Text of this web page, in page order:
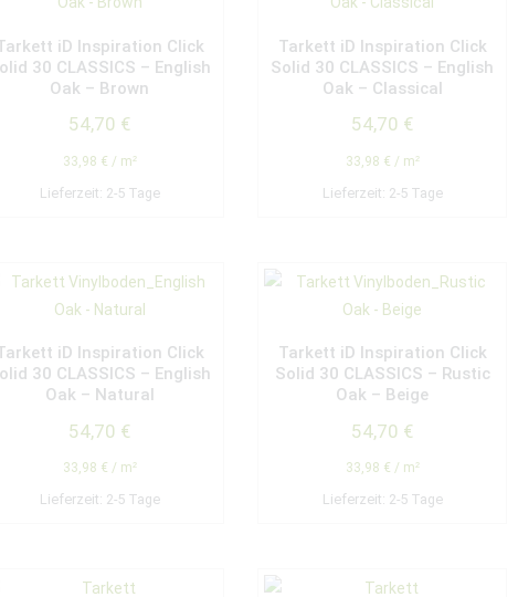
iD Inspiration Click
30 CLASSICS – English
Oak – Brown
54,70 €
33,98 € / m²
Lieferzeit: 2-5 Tage
Tarkett iD Inspiration Click
Solid 30 CLASSICS – English
Oak – Classical
54,70 €
33,98 € / m²
Lieferzeit: 2-5 Tage
iD Inspiration Click
30 CLASSICS – English
Oak – Natural
54,70 €
33,98 € / m²
Lieferzeit: 2-5 Tage
Tarkett iD Inspiration Click
Solid 30 CLASSICS – Rustic
Oak – Beige
54,70 €
33,98 € / m²
Lieferzeit: 2-5 Tage